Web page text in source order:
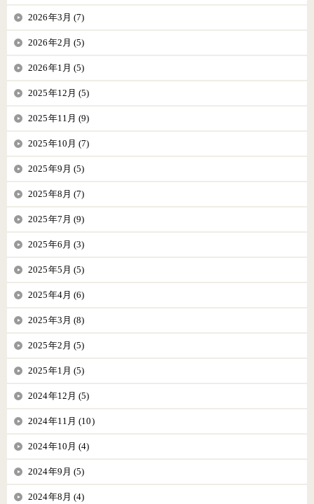
2026年3月 (7)
2026年2月 (5)
2026年1月 (5)
2025年12月 (5)
2025年11月 (9)
2025年10月 (7)
2025年9月 (5)
2025年8月 (7)
2025年7月 (9)
2025年6月 (3)
2025年5月 (5)
2025年4月 (6)
2025年3月 (8)
2025年2月 (5)
2025年1月 (5)
2024年12月 (5)
2024年11月 (10)
2024年10月 (4)
2024年9月 (5)
2024年8月 (4)